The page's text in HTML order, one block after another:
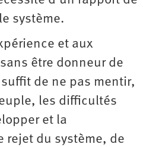
système.
et aux
être donneur de
de ne pas mentir,
les difficultés
et la
rejet du système, de